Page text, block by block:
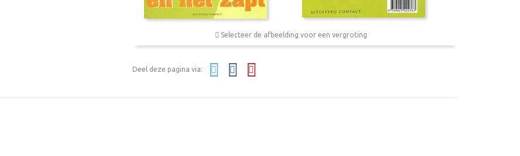
Selecteer de afbeelding voor een vergroting
Deel deze pagina via: